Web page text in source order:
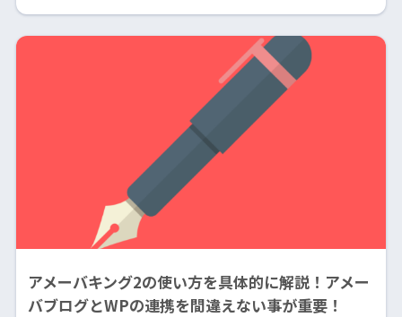
アメーバキング2の使い方を具体的に解説！アメー
バブログとWPの連携を間違えない事が重要！